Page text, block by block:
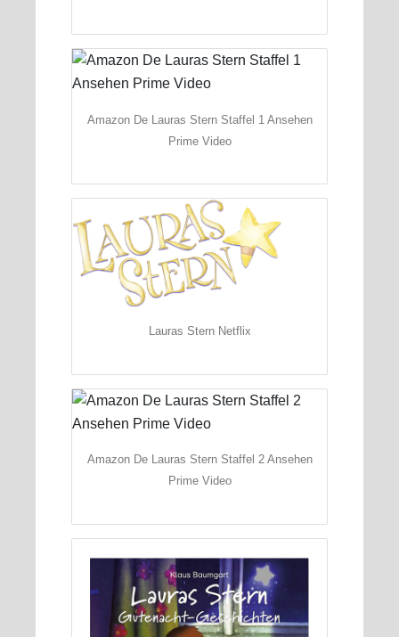
Amazon De Lauras Stern Staffel 1 Ansehen
Prime Video
Lauras Stern Netflix
Amazon De Lauras Stern Staffel 2 Ansehen
Prime Video